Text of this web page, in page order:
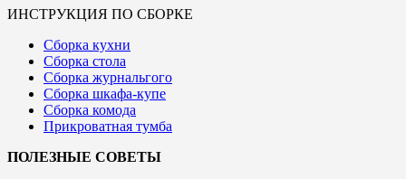
ИНСТРУКЦИЯ ПО СБОРКЕ
Сборка кухни
Сборка стола
Сборка журнальгого
Сборка шкафа-купе
Сборка комода
Прикроватная тумба
ПОЛЕЗНЫЕ СОВЕТЫ